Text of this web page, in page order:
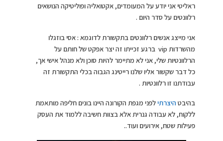
ראליטי אני יודע על המעומדים, אקטואליה ופוליטיקה הנושאים
רלוונטים על סדר היום .
אני מייצג אנשים רלוונטים בתקשורת לדוגמא : אסי בוזגלו
מהשרדות vip ברגע זכייתו זה יצר אפקט של חותם על
הרלוונטיות שלי, אני לא מתיימר להיות סוכן ולא מנהל אישי אך,
כל דבר שקשור אליו שלנו רייטינג הגבוה בכלי התקשורת זה
עבודתנו זו רלוונטיות .
בהיבט היצרתילפני מגפת הקורונה היינו בונים חליפה מותאמת
ללקוח, לא עבודה גנרית אלא בצוות חשיבה ללמוד את העסק
פעילות שטח, אירועים ועוד..